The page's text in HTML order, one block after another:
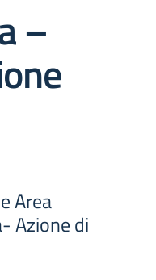
–
Area
Azione di